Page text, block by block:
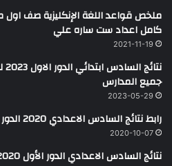
ملخص قواعد اللغة الإنكليزية صف
كامل اعداد ست ساره علي
2021-11-19
جميع المدارس
2023-05-29
رابط نتائج السادس الاعدادي 2020 الدور الاول في العراق
2020-10-07
نتائج السادس الاعدادي الدور الأول 2020 لجميع المحافظات العراقية